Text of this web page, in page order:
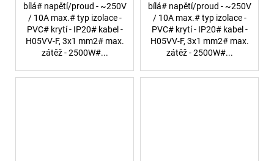
bílá# napětí/proud - ~250V
/ 10A max.# typ izolace -
PVC# krytí - IP20# kabel -
H05VV-F, 3x1 mm2# max.
zátěž - 2500W#...
bílá# napětí/proud - ~250V
/ 10A max.# typ izolace -
PVC# krytí - IP20# kabel -
H05VV-F, 3x1 mm2# max.
zátěž - 2500W#...